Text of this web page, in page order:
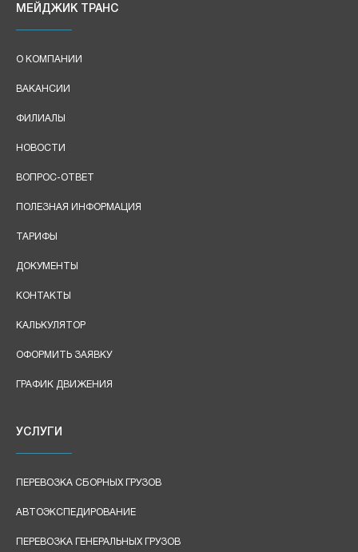
МЕЙДЖИК ТРАНС
О КОМПАНИИ
ВАКАНСИИ
ФИЛИАЛЫ
НОВОСТИ
ВОПРОС-ОТВЕТ
ПОЛЕЗНАЯ ИНФОРМАЦИЯ
ТАРИФЫ
ДОКУМЕНТЫ
КОНТАКТЫ
КАЛЬКУЛЯТОР
ОФОРМИТЬ ЗАЯВКУ
ГРАФИК ДВИЖЕНИЯ
УСЛУГИ
ПЕРЕВОЗКА СБОРНЫХ ГРУЗОВ
АВТОЭКСПЕДИРОВАНИЕ
ПЕРЕВОЗКА ГЕНЕРАЛЬНЫХ ГРУЗОВ